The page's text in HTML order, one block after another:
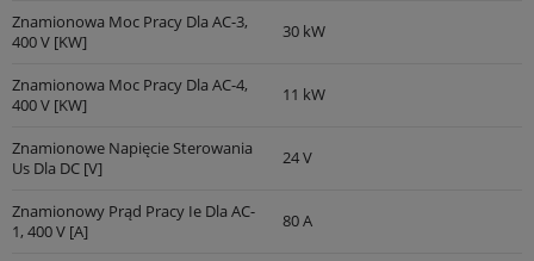
Znamionowa Moc Pracy Dla AC-3,
400 V [kW]
30 kW
Znamionowa Moc Pracy Dla AC-4,
400 V [kW]
11 kW
Znamionowe Napięcie Sterowania
Us Dla DC [V]
24 V
Znamionowy Prąd Pracy Ie Dla AC-
1, 400 V [A]
80 A